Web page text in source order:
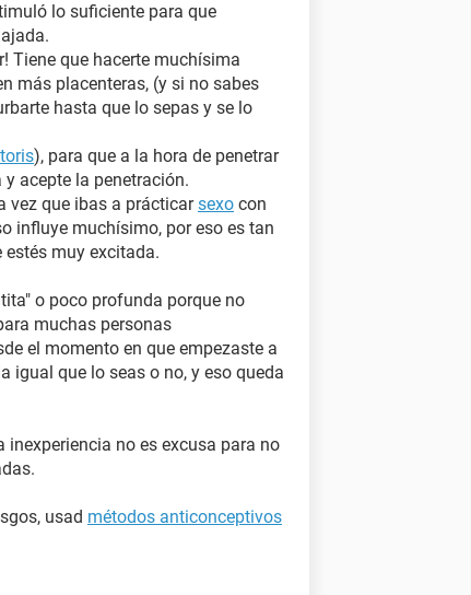
lo suficiente para que
Tiene que hacerte muchísima
más placenteras, (y si no sabes
hasta que lo sepas y se lo
), para que a la hora de penetrar
acepte la penetración.
vez que ibas a prácticarsexo con
influye muchísimo, por eso es tan
muy excitada.
o poco profunda porque no
muchas personas
el momento en que empezaste a
igual que lo seas o no, y eso queda
inexperiencia no es excusa para no
usad métodos anticonceptivos